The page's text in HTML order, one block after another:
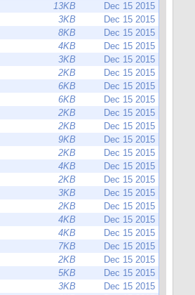
13KB
Dec 15 2015
3KB
Dec 15 2015
8KB
Dec 15 2015
4KB
Dec 15 2015
3KB
Dec 15 2015
2KB
Dec 15 2015
6KB
Dec 15 2015
6KB
Dec 15 2015
2KB
Dec 15 2015
2KB
Dec 15 2015
9KB
Dec 15 2015
2KB
Dec 15 2015
4KB
Dec 15 2015
2KB
Dec 15 2015
3KB
Dec 15 2015
2KB
Dec 15 2015
4KB
Dec 15 2015
4KB
Dec 15 2015
7KB
Dec 15 2015
2KB
Dec 15 2015
5KB
Dec 15 2015
3KB
Dec 15 2015